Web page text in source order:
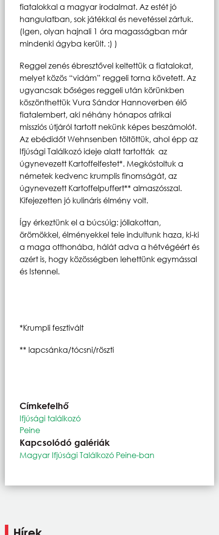
fiatalokkal a magyar irodalmat. Az estét jó
hangulatban, sok játékkal és nevetéssel zártuk.
(Igen, olyan hajnali 1 óra magasságban már
mindenki ágyba került. :) )
Reggel zenés ébresztővel keltettük a fiatalokat,
melyet közös “vidám” reggeli torna követett. Az
ugyancsak bőséges reggeli után körünkben
köszönthettük Vura Sándor Hannoverben élő
fiatalembert, aki néhány hónapos afrikai
missziós útjáról tartott nekünk képes beszámolót.
Az ebédidőt Wehnsenben töltöttük, ahol épp az
Ifjúsági Találkozó ideje alatt tartották az
úgynevezett Kartoffelfestet*. Megkóstoltuk a
németek kedvenc krumplis finomságát, az
úgynevezett Kartoffelpuffert** almaszósszal.
Kifejezetten jó kulináris élmény volt.
Így érkeztünk el a búcsúig: jóllakottan,
örömökkel, élményekkel tele indultunk haza, ki-ki
a maga otthonába, hálát adva a hétvégéért és
azért is, hogy közösségben lehettünk egymással
és Istennel.
*Krumpli fesztivált
** lapcsánka/tócsni/röszti
Címkefelhő
Ifjúsági találkozó
Peine
Kapcsolódó galériák
Magyar Ifjúsági Találkozó Peine-ban